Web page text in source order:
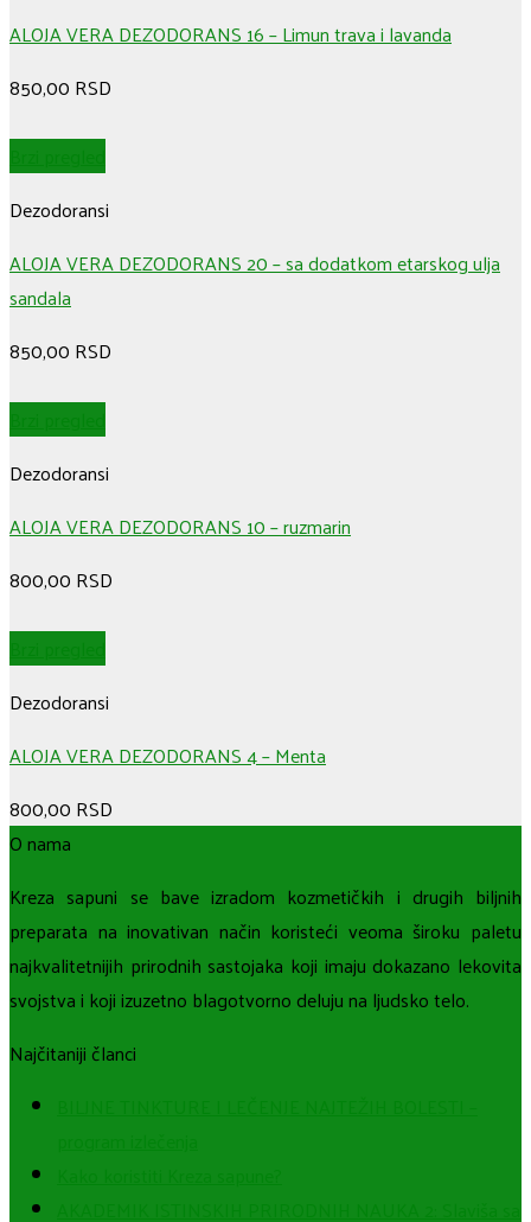
ALOJA VERA DEZODORANS 16 – Limun trava i lavanda
850,00 RSD
Dezodoransi
ALOJA VERA DEZODORANS 20 – sa dodatkom etarskog ulja
sandala
850,00 RSD
Dezodoransi
ALOJA VERA DEZODORANS 10 – ruzmarin
800,00 RSD
Dezodoransi
ALOJA VERA DEZODORANS 4 – Menta
800,00 RSD
O nama
Kreza sapuni se bave izradom kozmetičkih i drugih biljnih
preparata na inovativan način koristeći veoma široku paletu
najkvalitetnijih prirodnih sastojaka koji imaju dokazano lekovita
svojstva i koji izuzetno blagotvorno deluju na ljudsko telo.
Najčitaniji članci